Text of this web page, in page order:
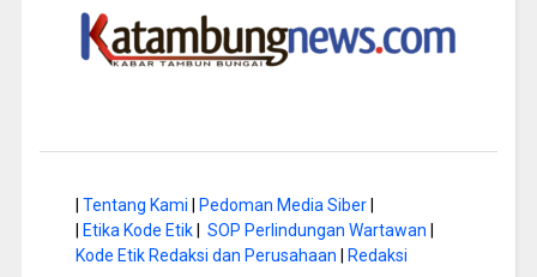
Tentang Kami Pedoman Media Siber|
Etika Kode Etik| SOP Perlindungan Wartawan
Kode Etik Redaksi dan Perusahaan
Redaksi